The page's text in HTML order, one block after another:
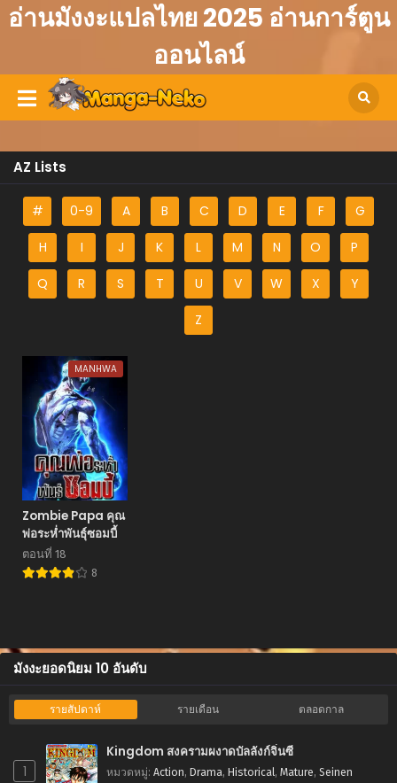
อ่านมังงะแปลไทย 2025 อ่านการ์ตูน
ออนไลน์
AZ Lists
# 0-9 A B C D E F G
H I J K L M N O P
Q R S T U V W X Y
Z
MANHWA
Zombie Papa คุณ
พ่อระห่ำพันธุ์ซอมบี้
ตอนที่ 18
8
มังงะยอดนิยม 10 อันดับ
รายสัปดาห์ รายเดือน ตลอดกาล
1
Kingdom สงครามผงาดบัลลังก์จิ๋นซี
หมวดหมู่: Action, Drama, Historical, Mature, Seinen